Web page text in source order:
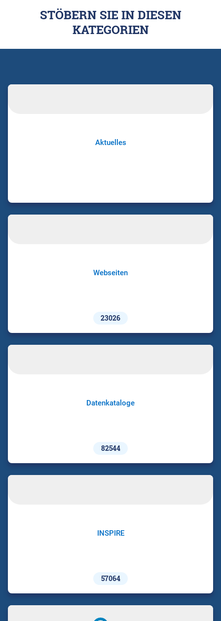
STÖBERN SIE IN DIESEN
KATEGORIEN
Aktuelles
Webseiten
23026
Datenkataloge
82544
INSPIRE
57064